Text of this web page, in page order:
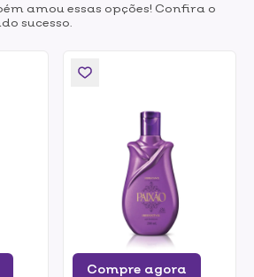
amou essas opções! Confira o
sucesso.
Compre agora